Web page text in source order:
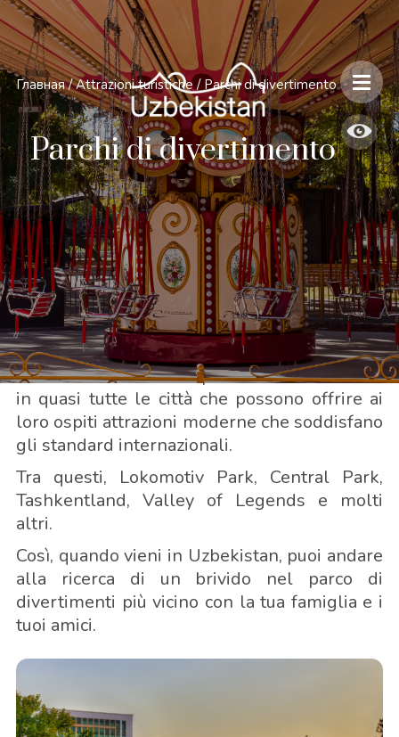
Главная / Attrazioni turistiche/ Parchi di divertimento
Parchi di divertimento
In Uzbekistan, ci sono parchi di divertimento
in quasi tutte le città che possono offrire ai
loro ospiti attrazioni moderne che soddisfano
gli standard internazionali.
Tra questi, Lokomotiv Park, Central Park,
Tashkentland, Valley of Legends e molti
altri.
Così, quando vieni in Uzbekistan, puoi andare
alla ricerca di un brivido nel parco di
divertimenti più vicino con la tua famiglia e i
tuoi amici.